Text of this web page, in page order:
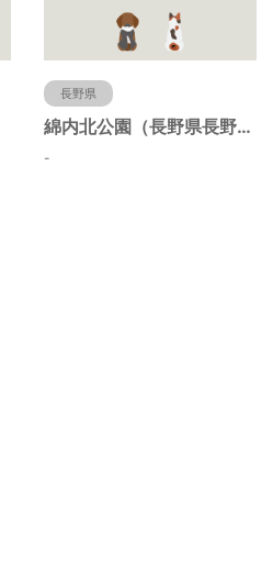
長野県
綿内北公園（長野県長野市）
-